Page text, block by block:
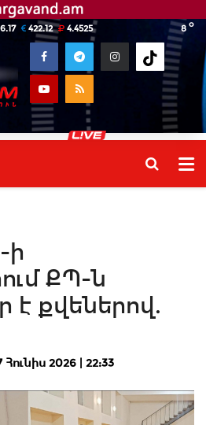
8 o
422.12 4.4525
ի
ՔՊ-ն
քվեներով.
Հունիս 2026 | 22:33